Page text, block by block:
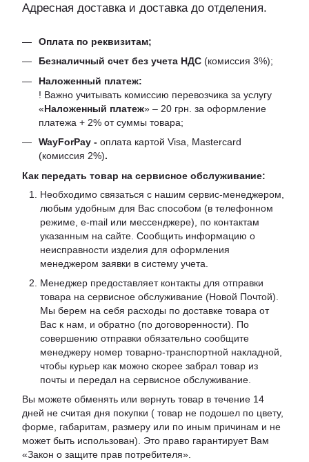
Адресная доставка и доставка до отделения.
Оплата по реквизитам;
Безналичный счет без учета НДС (комиссия 3%);
Наложенный платеж:
! Важно учитывать комиссию перевозчика за услугу
«Наложенный платеж» – 20 грн. за оформление
платежа + 2% от суммы товара;
WayForPay - оплата картой Visa, Mastercard
(комиссия 2%).
Как передать товар на сервисное обслуживание:
Необходимо связаться с нашим сервис-менеджером,
любым удобным для Вас способом (в телефонном
режиме, e-mail или мессенджере), по контактам
указанным на сайте. Сообщить информацию о
неисправности изделия для оформления
менеджером заявки в систему учета.
Менеджер предоставляет контакты для отправки
товара на сервисное обслуживание (Новой Почтой).
Мы берем на себя расходы по доставке товара от
Вас к нам, и обратно (по договоренности). По
совершению отправки обязательно сообщите
менеджеру номер товарно-транспортной накладной,
чтобы курьер как можно скорее забрал товар из
почты и передал на сервисное обслуживание.
Вы можете обменять или вернуть товар в течение 14
дней не считая дня покупки ( товар не подошел по цвету,
форме, габаритам, размеру или по иным причинам и не
может быть использован). Это право гарантирует Вам
«Закон о защите прав потребителя».